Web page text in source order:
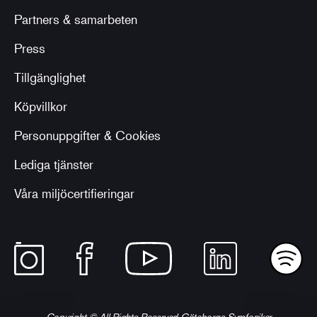
Partners & samarbeten
Press
Tillgänglighet
Köpvillkor
Personuppgifter & Cookies
Lediga tjänster
Våra miljöcertifieringar